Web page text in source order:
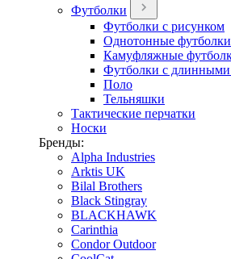
Футболки
Футболки с рисунком
Однотонные футболки
Камуфляжные
Футболки с длинными
Поло
Тельняшки
Тактические перчатки
Носки
Бренды:
Alpha Industries
Arktis UK
Bilal Brothers
Black Stingray
BLACKHAWK
Carinthia
Condor Outdoor